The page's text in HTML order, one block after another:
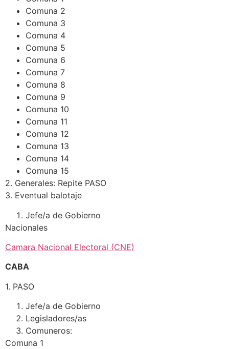
Comuna 2
Comuna 3
Comuna 4
Comuna 5
Comuna 6
Comuna 7
Comuna 8
Comuna 9
Comuna 10
Comuna 11
Comuna 12
Comuna 13
Comuna 14
Comuna 15
2. Generales: Repite PASO
3. Eventual balotaje
Jefe/a de Gobierno
Nacionales
Camara Nacional Electoral (CNE)
CABA
1. PASO
Jefe/a de Gobierno
Legisladores/as
Comuneros:
Comuna 1